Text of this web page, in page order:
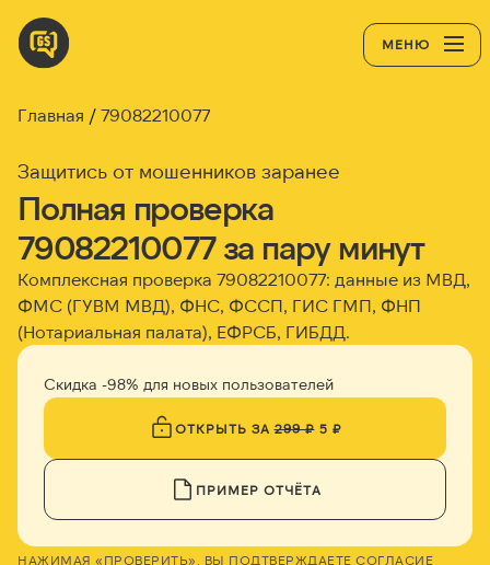
МЕНЮ
Главная 79082210077
Защитись от мошенников заранее
Полная проверка
79082210077 за пару минут
Комплексная проверка 79082210077: данные из МВД,
ФМС (ГУВМ МВД), ФНС, ФССП, ГИС ГМП, ФНП
(Нотариальная палата), ЕФРСБ, ГИБДД.
Скидка -98% для новых пользователей
ОТКРЫТЬ ЗА299 ₽5 ₽
ПРИМЕР ОТЧЁТА
НАЖИМАЯ «ПРОВЕРИТЬ», ВЫ ПОДТВЕРЖДАЕТЕ СОГЛАСИЕ